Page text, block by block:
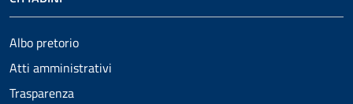
Albo pretorio
Atti amministrativi
Trasparenza